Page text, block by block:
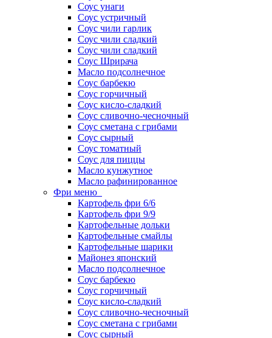
Соус унаги
Соус устричный
Соус чили гарлик
Соус чили сладкий
Соус чили сладкий
Соус Шрирача
Масло подсолнечное
Соус барбекю
Соус горчичный
Соус кисло-сладкий
Соус сливочно-чесночный
Соус сметана с грибами
Соус сырный
Соус томатный
Соус для пиццы
Масло кунжутное
Масло рафинированное
Фри меню
Картофель фри 6/6
Картофель фри 9/9
Картофельные дольки
Картофельные смайлы
Картофельные шарики
Майонез японский
Масло подсолнечное
Соус барбекю
Соус горчичный
Соус кисло-сладкий
Соус сливочно-чесночный
Соус сметана с грибами
Соус сырный